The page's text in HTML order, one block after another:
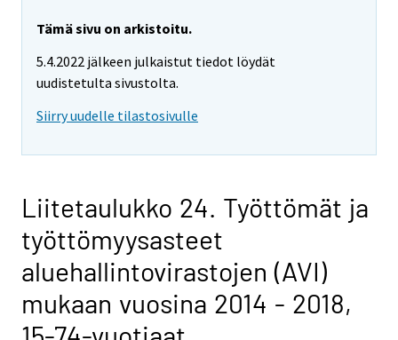
Tämä sivu on arkistoitu.
5.4.2022 jälkeen julkaistut tiedot löydät
uudistetulta sivustolta.
Siirry uudelle tilastosivulle
Liitetaulukko 24. Työttömät ja
työttömyysasteet
aluehallintovirastojen (AVI)
mukaan vuosina 2014 - 2018,